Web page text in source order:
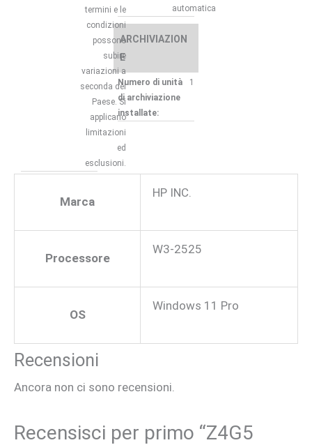
termini e le
condizioni
possono
subire
variazioni a
seconda del
Paese. Si
applicano
limitazioni
ed
esclusioni.
automatica
ARCHIVIAZION
E
Numero di unità
di archiviazione
installate:
1
Marca
HP INC.
Processore
W3-2525
OS
Windows 11 Pro
Recensioni
Ancora non ci sono recensioni.
Recensisci per primo “Z4G5